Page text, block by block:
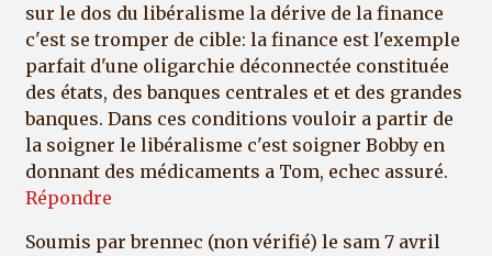
sur le dos du libéralisme la dérive de la finance
c'est se tromper de cible: la finance est l'exemple
parfait d'une oligarchie déconnectée constituée
des états, des banques centrales et et des grandes
banques. Dans ces conditions vouloir a partir de
la soigner le libéralisme c'est soigner Bobby en
donnant des médicaments a Tom, echec assuré.
Répondre
Soumis parbrennec (non vérifié) le sam 7 avril